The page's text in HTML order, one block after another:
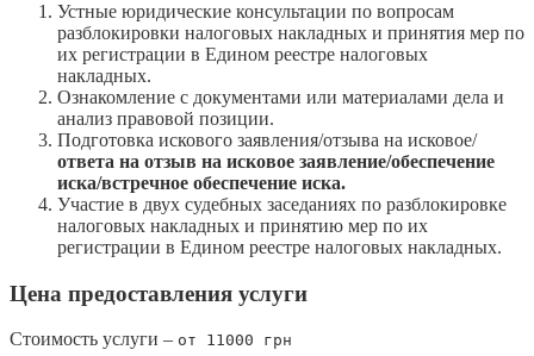
Устные юридические консультации по вопросам
разблокировки налоговых накладных и принятия мер по
их регистрации в Едином реестре налоговых
накладных.
Ознакомление с документами или материалами дела и
анализ правовой позиции.
Подготовка искового заявления/отзыва на исковое/
ответа на отзыв на исковое заявление/обеспечение
иска/встречное обеспечение иска.
Участие в двух судебных заседаниях по разблокировке
налоговых накладных и принятию мер по их
регистрации в Едином реестре налоговых накладных.
Цена предоставления услуги
Стоимость услуги – от 11000 грн